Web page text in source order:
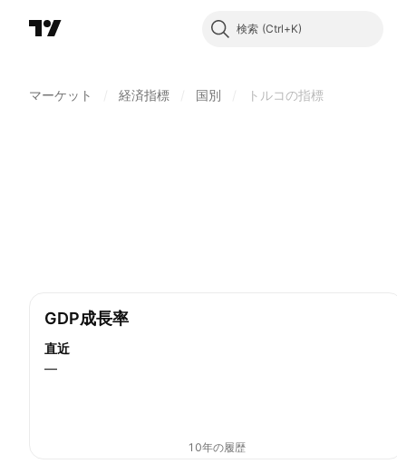
検索
マーケット 経済指標 国別 トルコの指標
GDP成長率
直近
—
10年の履歴